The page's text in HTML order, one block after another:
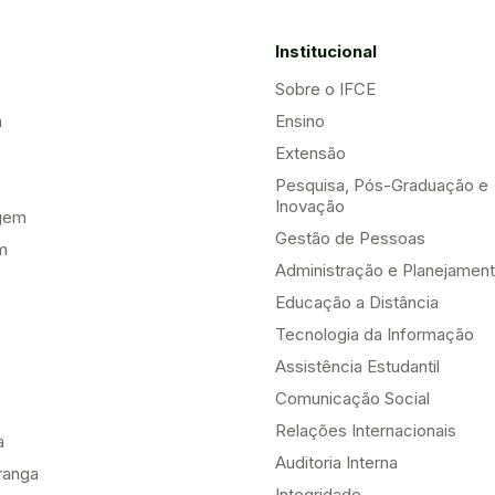
Institucional
Sobre o IFCE
Ensino
Extensão
Pesquisa, Pós-Graduação e
Inovação
Gestão de Pessoas
Administração e
Educação a Distância
Tecnologia da Informação
Assistência Estudantil
Comunicação Social
Relações Internacionais
Auditoria Interna